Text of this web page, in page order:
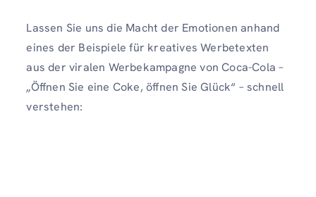
Lassen Sie uns die Macht der Emotionen anhand
eines der Beispiele für kreatives Werbetexten
aus der viralen Werbekampagne von Coca-Cola –
„Öffnen Sie eine Coke, öffnen Sie Glück“ – schnell
verstehen: